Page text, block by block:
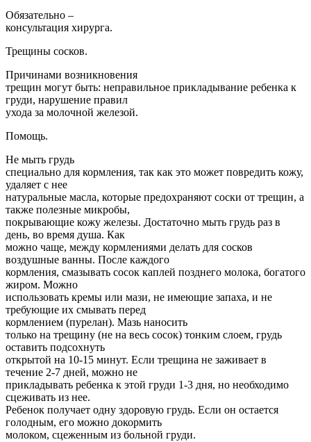
Обязательно –
консультация хирурга.
Трещины сосков.
Причинами возникновения
трещин могут быть: неправильное прикладывание ребенка к
груди, нарушение правил
ухода за молочной железой.
Помощь.
Не мыть грудь
специально для кормления, так как это может повредить кожу,
удаляет с нее
натуральные масла, которые предохраняют соски от трещин, а
также полезные микробы,
покрывающие кожу железы. Достаточно мыть грудь раз в
день, во время душа. Как
можно чаще, между кормлениями делать для сосков
воздушные ванны. После каждого
кормления, смазывать сосок каплей позднего молока, богатого
жиром. Можно
использовать кремы или мази, не имеющие запаха, и не
требующие их смывать перед
кормлением (пурелан). Мазь наносить
только на трещину (не на весь сосок) тонким слоем, грудь
оставить подсохнуть
открытой на 10-15 минут. Если трещина не заживает в
течение 2-7 дней, можно не
прикладывать ребенка к этой груди 1-3 дня, но необходимо
сцеживать из нее.
Ребенок получает одну здоровую грудь. Если он остается
голодным, его можно докормить
молоком, сцеженным из больной груди.